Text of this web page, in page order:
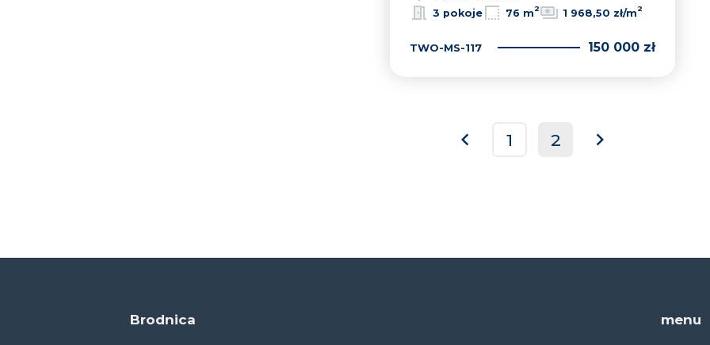
3 pokoje 76 m2 1 968,50 zł/m2
TWO-MS-117 150 000 zł
prev
1 2
next
Brodnica menu